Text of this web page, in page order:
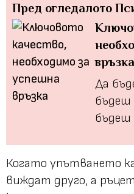
Пред огледалото
връзка
Да
бъдеш
бъдеш
Когато упътването
виждат друго, а